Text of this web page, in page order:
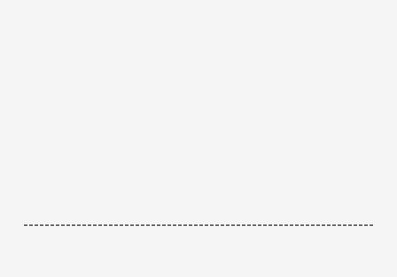
------------------------------------------------------------------